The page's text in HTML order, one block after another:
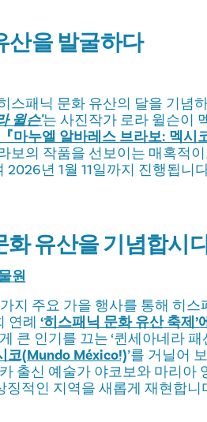
산을 발굴하다
스패닉 문화 유산의 달을 기념
윌슨'는 사진작가 로라 윌슨이
『마누엘 알바레스 브라보: 멕시
보의 작품을 선보이는 매혹적
2026년 1월 11일까지 진행됩니
화 유산을 기념합시
원
지 주요 가을 행사를 통해 히
연례 ‘히스패닉 문화 유산 축제’
큰 인기를 끄는 ‘퀸세아네라
코(Mundo México!)’를 거닐어
출신 예술가 야코보와 마리
징적인 지역을 새롭게 재현합니